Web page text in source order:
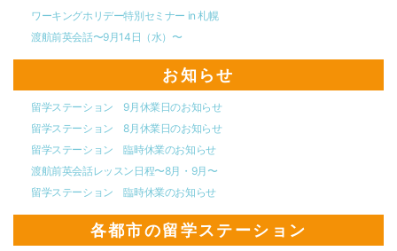
ワーキングホリデー特別セミナー in 札幌
渡航前英会話〜9月14日（水）〜
お知らせ
留学ステーション 9月休業日のお知らせ
留学ステーション 8月休業日のお知らせ
留学ステーション 臨時休業のお知らせ
渡航前英会話レッスン日程〜8月・9月〜
留学ステーション 臨時休業のお知らせ
各都市の留学ステーション